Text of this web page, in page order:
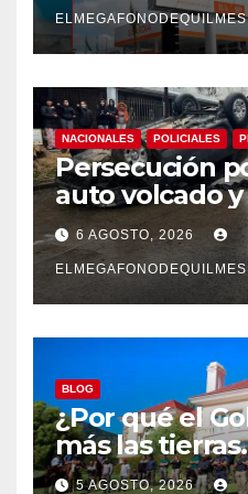
NACIONALES POLICIALES
Persecución
auto volcado
detenidos en
Solano
6 AGOSTO, 2026
BLOG
¿Por qué el
más las tierras
5 AGOSTO, 2026